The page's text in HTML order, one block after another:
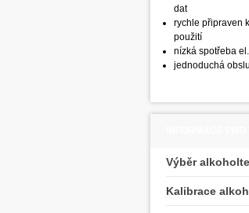
dat
rychle připraven k
použití
nízká spotřeba
jednoduchá
Výběr
Kalibrace